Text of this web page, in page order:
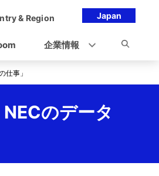
Japan
& Region
企業情報
事」
のデータ